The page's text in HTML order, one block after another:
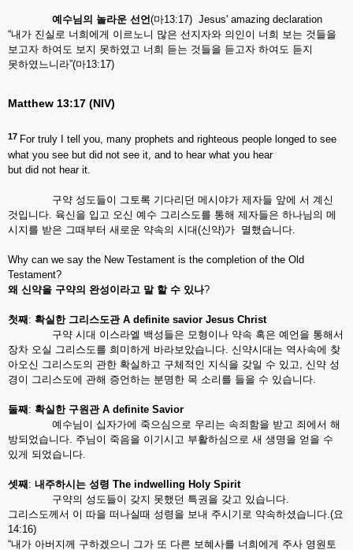
예수님의 놀라운 선언(마13:17) Jesus' amazing declaration
“내가 진실로 너희에게 이르노니 많은 선지자와 의인이 너희 보는 것들을
보고자 하여도 보지 못하였고 너희 듣는 것들을 듣고자 하여도 듣지
못하였느니라”(마13:17)
Matthew 13:17 (NIV)
17 For truly I tell you, many prophets and righteous people longed to see
what you see but did not see it, and to hear what you hear
but did not hear it.
구약 성도들이 그토록 기다리던 메시야가 제자들 앞에 서 계신
것입니다. 육신을 입고 오신 예수 그리스도를 통해 제자들은 하나님의 메
시지를 받은 그때부터 새로운 약속의 시대(신약)가 멸했습니다.
Why can we say the New Testament is the completion of the Old
Testament?
왜 신약을 구약의 완성이라고 말 할 수 있나?
첫째 : 확실한 그리스도관A definite savior Jesus Christ
구약 시대 이스라엘 백성들은 모형이나 약속 혹은 예언을 통해서
장차 오실 그리스도를 희미하게 바라보았습니다. 신약시대는 역사속에 찾
아오신 그리스도의 관한 확실하고 구체적인 지식을 갖일 수 있고, 신약 성
경이 그리스도에 관해 증언하는 분명한 목 소리를 들을 수 있습니다.
둘째 : 확실한 구원관 A definite Savior
예수님이 십자가에 죽으심으로 우리는 속죄함을 받고 죄에서 해
방되었습니다. 주님이 죽음을 이기시고 부활하심으로 새 생명을 얻을 수
있게 되었습니다.
셋째 : 내주하시는 성령 The indwelling Holy Spirit
구약의 성도들이 갖지 못했던 특권을 갖고 있습니다.
그리스도께서 이 따을 떠나실때 성령을 보내 주시기로 약속하셨습니다.(요
14:16)
“내가 아버지께 구하겠으니 그가 또 다른 보혜사를 너희에게 주사 영원토